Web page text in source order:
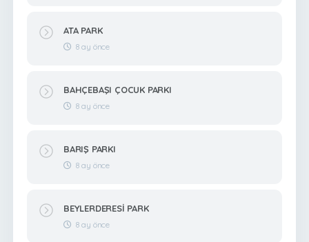
ATA PARK
8 ay önce
BAHÇEBAŞI ÇOCUK PARKI
8 ay önce
BARIŞ PARKI
8 ay önce
BEYLERDERESİ PARK
8 ay önce